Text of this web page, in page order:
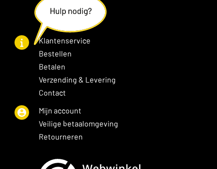
Klantenservice
Bestellen
Betalen
Verzending & Levering
Contact
Mijn account
Veilige betaalomgeving
Retourneren